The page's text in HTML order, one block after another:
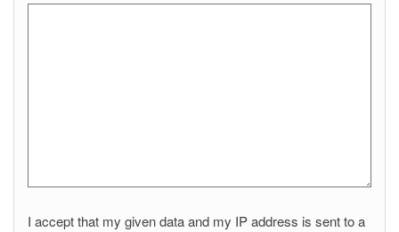
I accept that my given data and my IP address is sent to a